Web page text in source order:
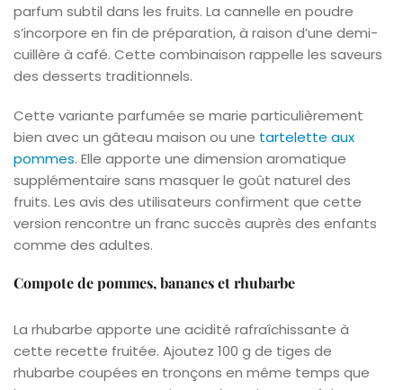
parfum subtil dans les fruits. La cannelle en poudre
s’incorpore en fin de préparation, à raison d’une demi-
cuillère à café. Cette combinaison rappelle les saveurs
des desserts traditionnels.
Cette variante parfumée se marie particulièrement
bien avec un gâteau maison ou une tartelette aux
pommes. Elle apporte une dimension aromatique
supplémentaire sans masquer le goût naturel des
fruits. Les avis des utilisateurs confirment que cette
version rencontre un franc succès auprès des enfants
comme des adultes.
Compote de pommes, bananes et rhubarbe
La rhubarbe apporte une acidité rafraîchissante à
cette recette fruitée. Ajoutez 100 g de tiges de
rhubarbe coupées en tronçons en même temps que